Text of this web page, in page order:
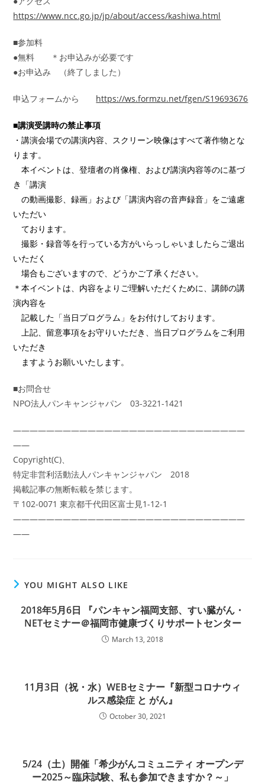
https://www.ncc.go.jp/jp/about/access/kashiwa.html
■参加料
●無料 ＊お申込みが必要です
●お申込み （終了しました）
申込フォームから https://ws.formzu.net/fgen/S19693676
■講演受講時の禁止事項
・講演会場での講演内容、スクリーン映像はすべて著作物とな
ります。
本イベントは、登壇者の肖像権、および講演内容等のに基づ
き「講演
の動画撮影、録画」および「講演内容の音声録音」をご遠慮
いただい
ております。
撮影・録音等を行っている方がいらっしゃいましたらご退出
いただく
場合もございますので、どうかご了承ください。
＊本イベントは、内容をよりご理解いただくために、講師の講
演内容を
記載した「当日プログラム」をお付けしております。
上記、留意事項をお守りいただき、当日プログラムをご利用
いただき
ますようお願いいたします。
■お問合せ
NPO法人パンキャンジャパン 03-3221-1421
――――――――――――――――――――――――――――
――
Copyright(C)、
特定非営利活動法人パンキャンジャパン 2018
掲載記事の無断転載を禁じます。
〒102-0071 東京都千代田区富士見1-12-1
――――――――――――――――――――――――――――
――
YOU MIGHT ALSO LIKE
2018年5月6日 『パンキャン福岡支部、すい臓がん・
NETセミナー＠福岡市健康づくりサポートセンター
March 13, 2018
11月3日（祝・水）WEBセミナー『新型コロナウィ
ルス感染症 と がん』
October 30, 2021
5/24（土）開催「希少がんコミュニティ オープンデ
ー2025～臨床試験、私も参加できますか？～」